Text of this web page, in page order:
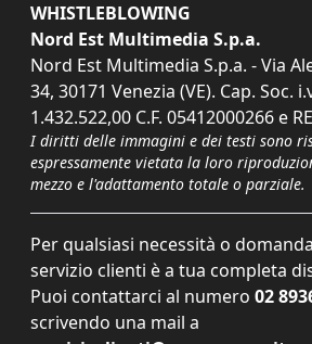
WHISTLEBLOWING
Nord Est Multimedia S.p.a.
Nord Est Multimedia S.p.a. - Via
34, 30171 Venezia (VE). Cap. Soc.
1.432.522,00 C.F. 05412000266 e
I diritti delle immagini e dei testi sono
espressamente vietata la loro
mezzo e l'adattamento totale o parziale.
Per qualsiasi necessità o
servizio clienti è a tua completa
Puoi contattarci al numero 02
scrivendo una mail a